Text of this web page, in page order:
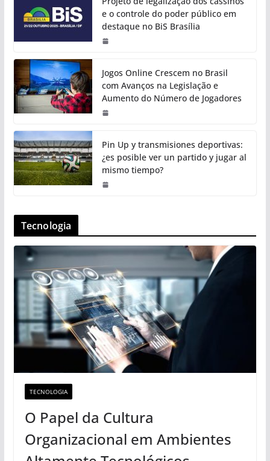
e o controle do poder público em
destaque no BiS Brasília
Jogos Online Crescem no Brasil
com Avanços na Legislação e
Aumento do Número de Jogadores
Pin Up y transmisiones deportivas:
¿es posible ver un partido y jugar al
mismo tiempo?
Tecnologia
TECNOLOGIA
O Papel da Cultura
Organizacional em Ambientes